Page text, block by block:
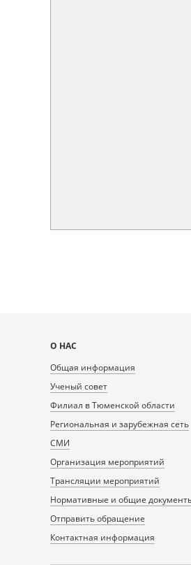
Карта
сайта
О НАС
Общая информация
Ученый совет
Филиал в Тюменской области
Региональная и зарубежная сеть
СМИ
Организация мероприятий
Трансляции мероприятий
Нормативные и общие
Отправить обращение
Контактная информация